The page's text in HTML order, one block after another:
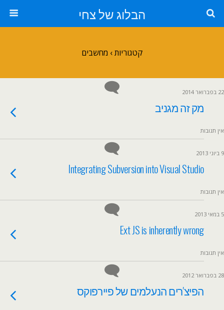
הבלוג של צחי
קטגוריות › מחשבים
22 בפברואר 2014
מק זה מגניב
אין תגובות
9 ביוני 2013
Integrating Subversion into Visual Studio
אין תגובות
5 במאי 2013
Ext JS is inherently wrong
אין תגובות
28 בפברואר 2012
הפיצ'רים הנעלמים של פיירפוקס